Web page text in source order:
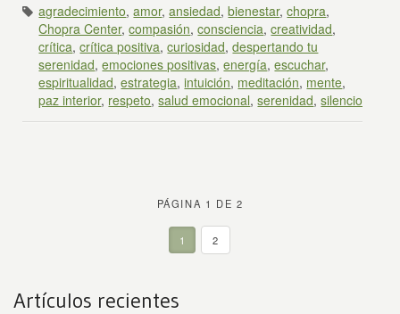
agradecimiento,amor,ansiedad,bienestar,chopra,
Chopra Center,compasión,consciencia,creatividad,
crítica,crítica positiva,curiosidad,despertando tu
serenidad,emociones positivas,energía,escuchar,
espiritualidad,estrategia,intuición, meditación, mente,
paz interior, respeto,salud emocional,serenidad,silencio
PÁGINA 1 DE 2
1 2
Artículos recientes